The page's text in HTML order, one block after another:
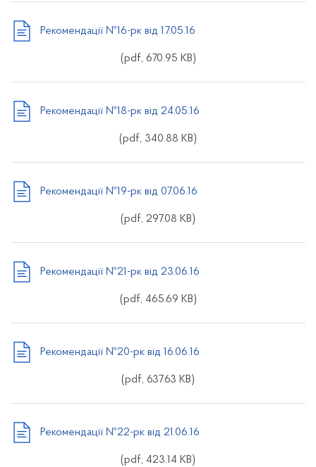
Рекомендації №16-рк від 17.05.16
(pdf, 670.95 KB)
Рекомендації №18-рк від 24.05.16
(pdf, 340.88 KB)
Рекомендації №19-рк від 07.06.16
(pdf, 297.08 KB)
Рекомендації №21-рк від 23.06.16
(pdf, 465.69 KB)
Рекомендації №20-рк від 16.06.16
(pdf, 637.63 KB)
Рекомендації №22-рк від 21.06.16
(pdf, 423.14 KB)